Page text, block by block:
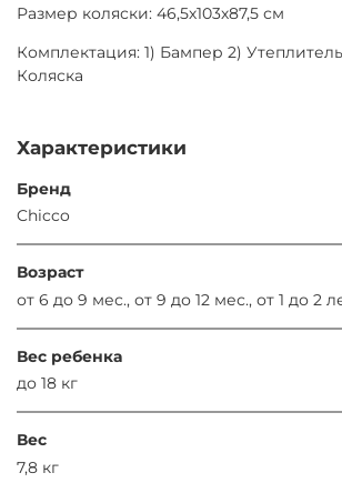
Размер коляски: 46,5х103х87,5 см
Комплектация: 1) Бампер 2)
Коляска
Характеристики
Бренд
Chicco
Возраст
от 6 до 9 мес., от 9 до 12 мес., от 1 до 2
Вес ребенка
до 18 кг
Вес
7,8 кг